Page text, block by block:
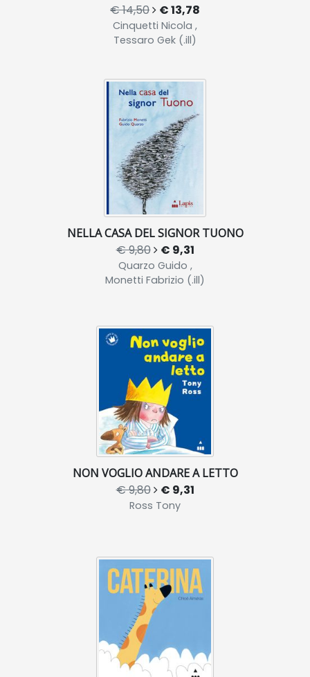
€ 14,50 € 13,78
Cinquetti Nicola ,
Tessaro Gek (.ill)
NELLA CASA DEL SIGNOR TUONO
€ 9,80 € 9,31
Quarzo Guido ,
Monetti Fabrizio (.ill)
NON VOGLIO ANDARE A LETTO
€ 9,80 € 9,31
Ross Tony